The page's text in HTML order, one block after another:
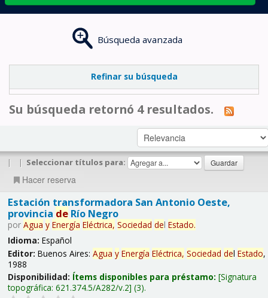
Búsqueda avanzada
Refinar su búsqueda
Su búsqueda retornó 4 resultados.
| | Seleccionar títulos para:
Hacer reserva
Estación transformadora San Antonio Oeste,
provincia deRío Negro
por Agua y Energía Eléctrica, Sociedad del Estado.
Idioma: Español
Editor: Buenos Aires: Agua y Energía Eléctrica, Sociedad del Estado,
1988
Disponibilidad: Ítems disponibles para préstamo: Signatura
topográfica: 621.374.5/A282/v.2 (3).